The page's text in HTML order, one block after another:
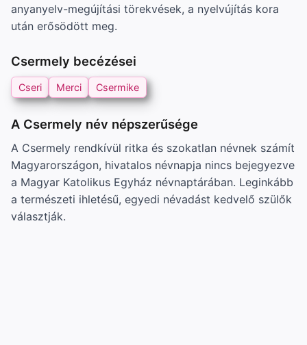
anyanyelv-megújítási törekvések, a nyelvújítás kora
után erősödött meg.
Csermely becézései
Cseri Merci Csermike
A Csermely név népszerűsége
A Csermely rendkívül ritka és szokatlan névnek számít
Magyarországon, hivatalos névnapja nincs bejegyezve
a Magyar Katolikus Egyház névnaptárában. Leginkább
a természeti ihletésű, egyedi névadást kedvelő szülők
választják.